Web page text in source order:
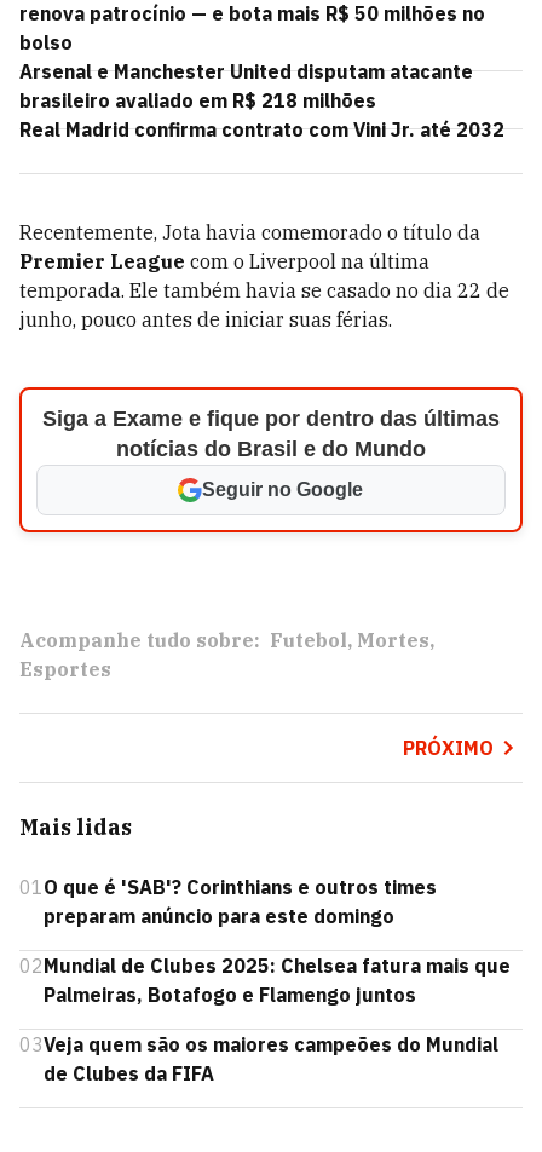
renova patrocínio — e bota mais R$ 50 milhões no
bolso
Arsenal e Manchester United disputam atacante
brasileiro avaliado em R$ 218 milhões
Real Madrid confirma contrato com Vini Jr. até 2032
Recentemente, Jota havia comemorado o título da
Premier League com o Liverpool na última
temporada. Ele também havia se casado no dia 22 de
junho, pouco antes de iniciar suas férias.
Siga a Exame e fique por dentro das últimas
notícias do Brasil e do Mundo
Seguir no Google
Acompanhe tudo sobre: Futebol Mortes
Esportes
PRÓXIMO
Mais lidas
01O que é 'SAB'? Corinthians e outros times
preparam anúncio para este domingo
02Mundial de Clubes 2025: Chelsea fatura mais que
Palmeiras, Botafogo e Flamengo juntos
03Veja quem são os maiores campeões do Mundial
de Clubes da FIFA